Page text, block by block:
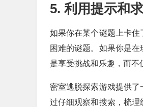
5. 利用提示和
如果你在某个谜题上卡
困难的谜题。如果你是
是享受挑战和乐趣，而不
密室逃脱探索游戏提供
过仔细观察和搜索，梳理